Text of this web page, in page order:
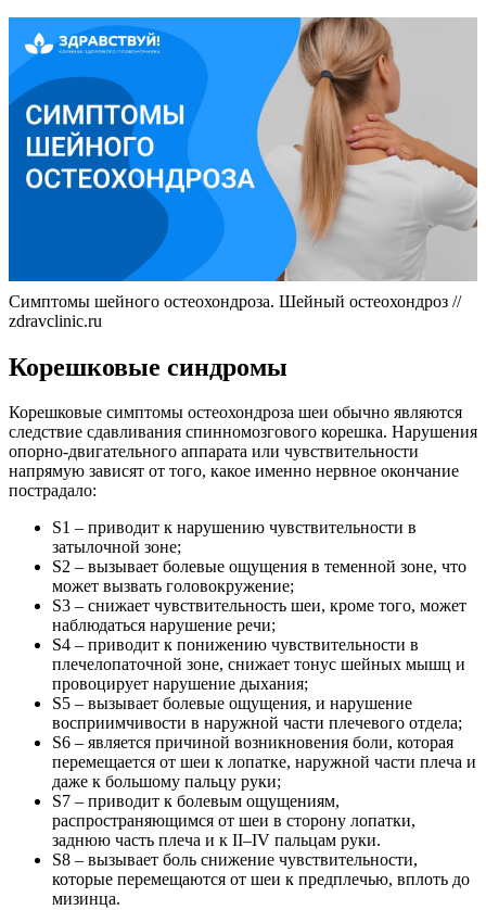
Симптомы шейного остеохондроза. Шейный остеохондроз //
zdravclinic.ru
Корешковые синдромы
Корешковые симптомы остеохондроза шеи обычно являются
следствие сдавливания спинномозгового корешка. Нарушения
опорно-двигательного аппарата или чувствительности
напрямую зависят от того, какое именно нервное окончание
пострадало:
S1 – приводит к нарушению чувствительности в
затылочной зоне;
S2 – вызывает болевые ощущения в теменной зоне, что
может вызвать головокружение;
S3 – снижает чувствительность шеи, кроме того, может
наблюдаться нарушение речи;
S4 – приводит к понижению чувствительности в
плечелопаточной зоне, снижает тонус шейных мышц и
провоцирует нарушение дыхания;
S5 – вызывает болевые ощущения, и нарушение
восприимчивости в наружной части плечевого отдела;
S6 – является причиной возникновения боли, которая
перемещается от шеи к лопатке, наружной части плеча и
даже к большому пальцу руки;
S7 – приводит к болевым ощущениям,
распространяющимся от шеи в сторону лопатки,
заднюю часть плеча и к II–IV пальцам руки.
S8 – вызывает боль снижение чувствительности,
которые перемещаются от шеи к предплечью, вплоть до
мизинца.